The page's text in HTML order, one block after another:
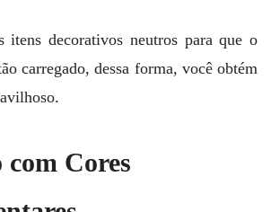
itens decorativos neutros para que o
carregado, dessa forma, você obtém
com Cores